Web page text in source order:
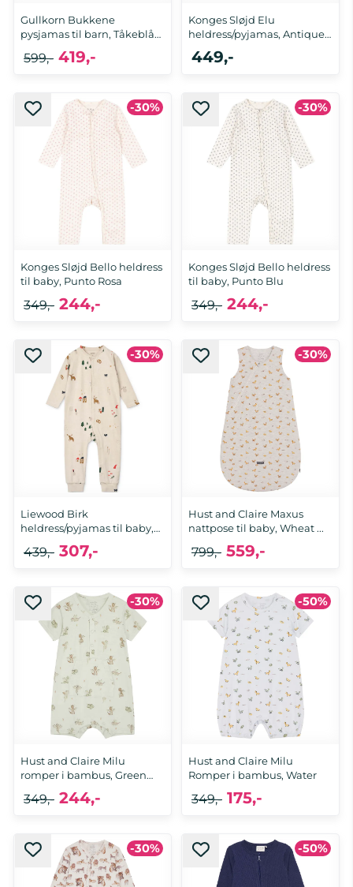
Gullkorn Bukkene
pysjamas til barn, Tåkeblå
86/92
419,-
599,-
Konges Sløjd Elu
heldress/pyjamas, Antique
White
12 mnd, 18 mnd
449,-
-30%
Konges Sløjd Bello heldress
til baby, Punto Rosa
12 mnd, 18 mnd
244,-
349,-
-30%
Konges Sløjd Bello heldress
til baby, Punto Blu
18 mnd
244,-
349,-
-30%
Liewood Birk
heldress/pyjamas til baby,
Holiday
74/80
307,-
439,-
-30%
Hust and Claire Maxus
nattpose til baby, Wheat ...
70
559,-
799,-
-30%
Hust and Claire Milu
romper i bambus, Green
68
244,-
349,-
-50%
Hust and Claire Milu
Romper i bambus, Water
56, 62
175,-
349,-
-30% -50%